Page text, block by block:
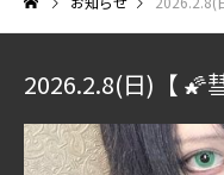
2026.2.8(日)【 🌠